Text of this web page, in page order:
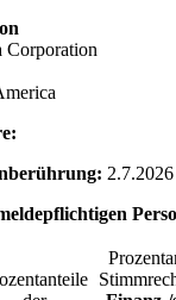
Corporation
2.7.2026